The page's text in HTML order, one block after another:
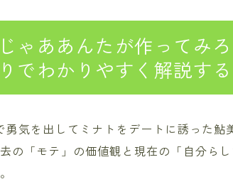
じゃああんたが作ってみ
でわかりやすく解説する
勇気を出してミナトをデートに誘った
の「モテ」の価値観と現在の「自分ら